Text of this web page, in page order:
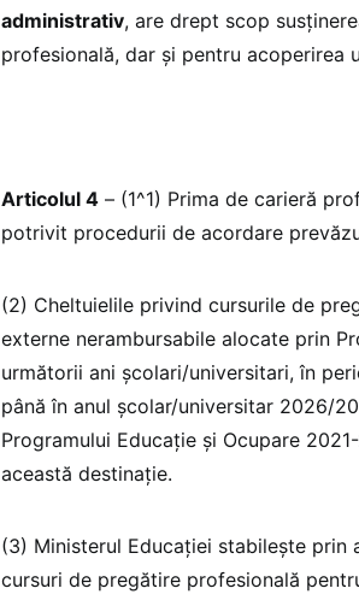
administrativ, are drept scop
profesională, dar și pentru acoperirea
Articolul 4 – (1^1) Prima de carieră
potrivit procedurii de acordare
(2) Cheltuielile privind cursurile de
externe nerambursabile alocate prin
următorii ani școlari/universitari, în
până în anul școlar/universitar 2026/
Programului Educație și Ocupare
această destinație.
(3) Ministerul Educației stabilește
cursuri de pregătire profesională